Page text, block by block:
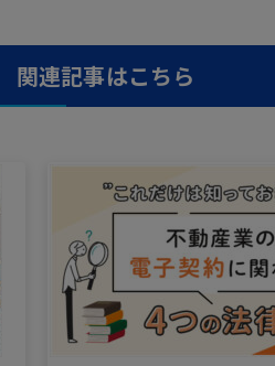
関連記事はこちら